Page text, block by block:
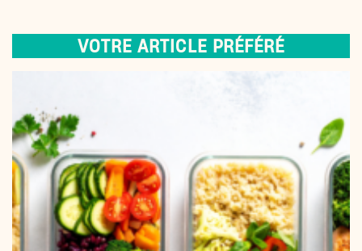
VOTRE ARTICLE PRÉFÉRÉ